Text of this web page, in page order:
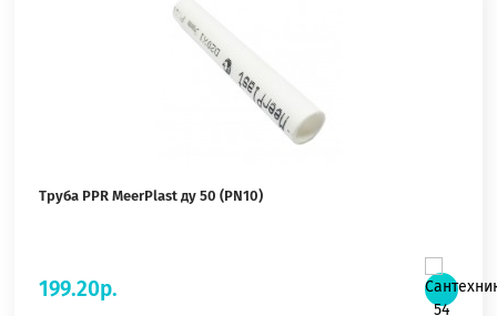
Труба PPR MeerPlast ду 50 (PN10)
199.20р.